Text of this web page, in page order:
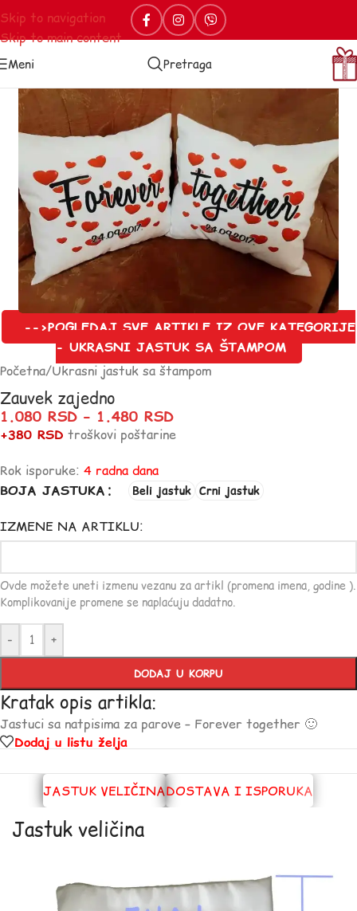
Skip to navigation
Skip to main content
Meni Pretraga
-->POGLEDAJ SVE ARTIKLE IZ OVE KATEGORIJE
- UKRASNI JASTUK SA ŠTAMPOM
Početna/Ukrasni jastuk sa štampom
Zauvek zajedno
1.080 RSD – 1.480 RSD
+380 RSD troškovi poštarine
Rok isporuke: 4 radna dana
BOJA JASTUKA
Beli jastuk Crni jastuk
IZMENE NA ARTIKLU:
Ovde možete uneti izmenu vezanu za artikl (promena imena, godine ).
Komplikovanije promene se naplaćuju dadatno.
- +
DODAJ U KORPU
Kratak opis artikla:
Jastuci sa natpisima za parove – Forever together 🙂
Dodaj u listu želja
JASTUK VELIČINADOSTAVA I ISPORUKA
Jastuk veličina